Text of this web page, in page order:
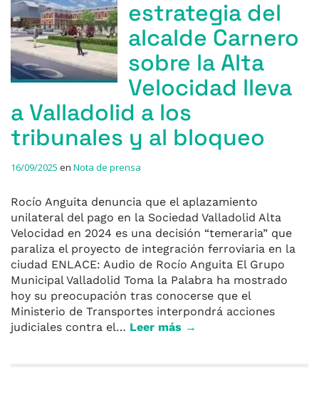
estrategia del
alcalde Carnero
sobre la Alta
Velocidad lleva
a Valladolid a los
tribunales y al bloqueo
16/09/2025 en Nota de prensa
Rocío Anguita denuncia que el aplazamiento
unilateral del pago en la Sociedad Valladolid Alta
Velocidad en 2024 es una decisión “temeraria” que
paraliza el proyecto de integración ferroviaria en la
ciudad ENLACE: Audio de Rocío Anguita El Grupo
Municipal Valladolid Toma la Palabra ha mostrado
hoy su preocupación tras conocerse que el
Ministerio de Transportes interpondrá acciones
judiciales contra el… Leer más →